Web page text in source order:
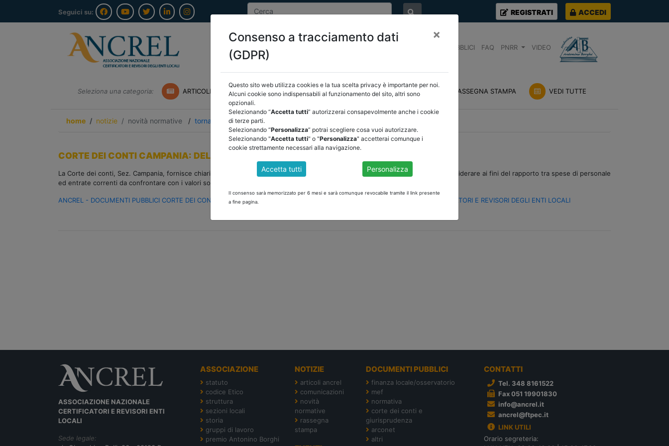
Seguici su: REGISTRATI ACCEDI
DOCUMENTI PUBBLICI FAQ PNRR VIDEO
Seleziona una categoria: ARTICOLI ANCREL COMUNICAZIONI NOVITÀ NORMATIVE RASSEGNA STAMPA VEDI TUTTE
home notizie novità normative / torna indietro
CORTE DEI CONTI CAMPANIA: DELIBERAZIONE 131/2020
La Corte dei conti, Sez. Campania, fornisce chiarimenti in merito alla corretta determinazione delle grandezze finanziarie da considerare ai fini del rapporto tra spese di personale
ed entrate correnti da confrontare con i valori soglia indicati nelle tabelle allegate al D.M. 17 marzo 2020
ANCREL - DOCUMENTI PUBBLICI CORTE DEI CONTI CAMPANIA: DELIBERAZIONE 131/2020 ASSOCIAZIONE NAZIONALE CERTIFICATORI E REVISORI DEGLI ENTI LOCALI
ASSOCIAZIONE NAZIONALE
CERTIFICATORI E REVISORI ENTI
LOCALI
Sede legale:
ASSOCIAZIONE
statuto
codice Etico
struttura
sezioni locali
storia
gruppi di lavoro
premio Antonino Borghi
NOTIZIE
articoli ancrel
comunicazioni
novità
normative
rassegna
stampa
DOCUMENTI PUBBLICI
finanza locale/osservatorio
mef
normativa
corte dei conti e
giurisprudenza
arconet
altri
CONTATTI
Tel. 348 8161522
Fax 051 19901830
info@ancrel.it
ancrel@ftpec.it
LINK UTILI
Orario segreteria:
Consenso a tracciamento dati
(GDPR)
×
Questo sito web utilizza cookies e la tua scelta privacy è importante per noi.
Alcuni cookie sono indispensabili al funzionamento del sito, altri sono
opzionali.
Selezionando “Accetta tutti” autorizzerai consapevolmente anche i cookie
di terze parti.
Selezionando “Personalizza” potrai scegliere cosa vuoi autorizzare.
Selezionando "Accetta tutti" o "Personalizza" accetterai comunque i
cookie strettamente necessari alla navigazione.
Accetta tutti Personalizza
Il consenso sarà memorizzato per 6 mesi e sarà comunque revocabile tramite il link presente
a fine pagina.